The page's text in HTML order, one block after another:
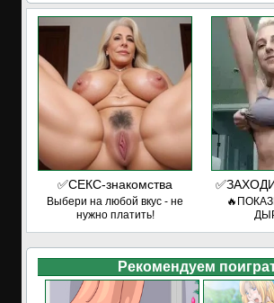
✅СЕКС-знакомства
Выбери на любой вкус - не
нужно платить!
Рекомендуем